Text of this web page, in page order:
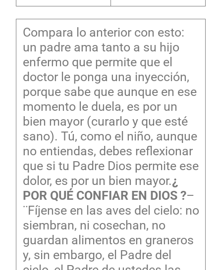
Compara lo anterior con esto:
un padre ama tanto a su hijo
enfermo que permite que el
doctor le ponga una inyección,
porque sabe que aunque en ese
momento le duela, es por un
bien mayor (curarlo y que esté
sano). Tú, como el niño, aunque
no entiendas, debes reflexionar
que si tu Padre Dios permite ese
dolor, es por un bien mayor.¿
POR QUÉ CONFIAR EN DIOS ?–
¨Fíjense en las aves del cielo: no
siembran, ni cosechan, no
guardan alimentos en graneros
y, sin embargo, el Padre del